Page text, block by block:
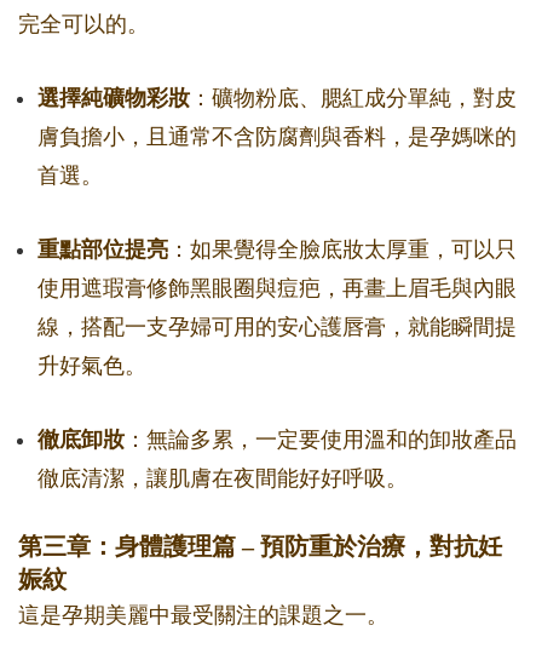
完全可以的。
選擇純礦物彩妝 ：礦物粉底、腮紅成分單純，對皮
膚負擔小，且通常不含防腐劑與香料，是孕媽咪的
首選。
重點部位提亮 ：如果覺得全臉底妝太厚重，可以只
使用遮瑕膏修飾黑眼圈與痘疤，再畫上眉毛與內眼
線，搭配一支孕婦可用的安心護唇膏，就能瞬間提
升好氣色。
徹底卸妝 ：無論多累，一定要使用溫和的卸妝產品
徹底清潔，讓肌膚在夜間能好好呼吸。
第三章：身體護理篇 – 預防重於治療，對抗妊
娠紋
這是孕期美麗中最受關注的課題之一。